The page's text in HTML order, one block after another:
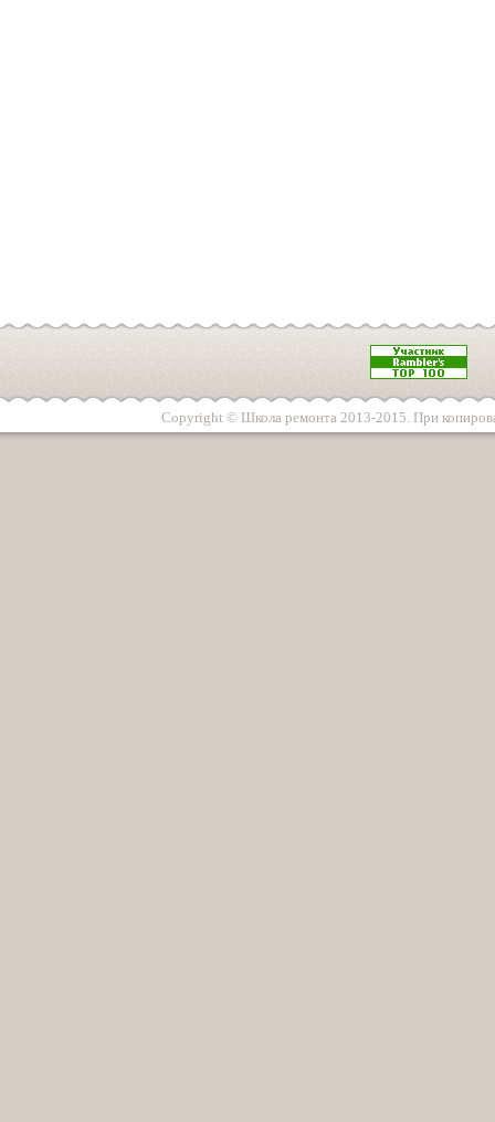
Copyright © Школа ремонта 2013-2015. При